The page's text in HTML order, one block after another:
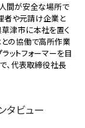
間が安全な場所で
者や元請け企業と
津市に本社を置く
の協働で高所作業
ットフォーマーを目
、代表取締役社長
タビュー